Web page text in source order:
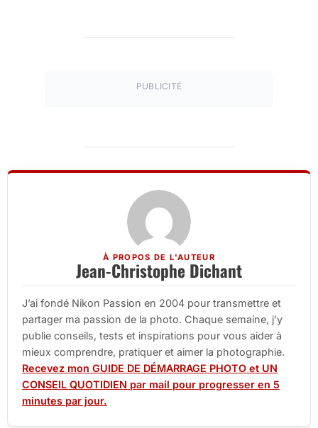
PUBLICITÉ
À PROPOS DE L'AUTEUR
Jean-Christophe Dichant
J’ai fondé Nikon Passion en 2004 pour transmettre et
partager ma passion de la photo. Chaque semaine, j’y
publie conseils, tests et inspirations pour vous aider à
mieux comprendre, pratiquer et aimer la photographie.
Recevez mon GUIDE DE DÉMARRAGE PHOTO et UN
CONSEIL QUOTIDIEN par mail pour progresser en 5
minutes par jour.